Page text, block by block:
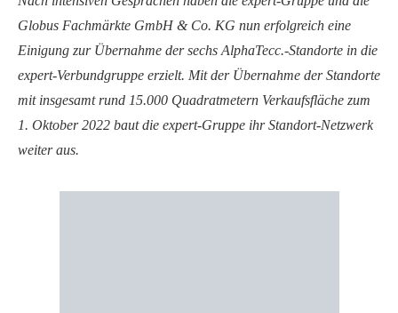
Globus Fachmärkte GmbH & Co. KG nun erfolgreich eine
Einigung zur Übernahme der sechs AlphaTecc.-Standorte in die
expert-Verbundgruppe erzielt. Mit der Übernahme der Standorte
mit insgesamt rund 15.000 Quadratmetern Verkaufsfläche zum
1. Oktober 2022 baut die expert-Gruppe ihr Standort-Netzwerk
weiter aus.